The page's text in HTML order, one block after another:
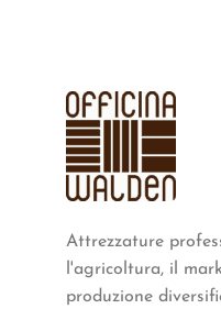
Attrezzature
l'agricoltura, il
produzione